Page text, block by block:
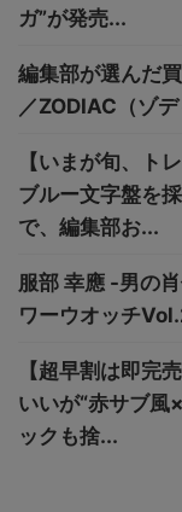
ガ”が発売...
編集部が選んだ
／ZODIAC（ゾデ
【いまが旬、ト
ブルー文字盤を
で、編集部お...
服部 幸應 -男の
ワーウオッチ
【超早割は即完
いいが“赤サブ風
ックも捨...